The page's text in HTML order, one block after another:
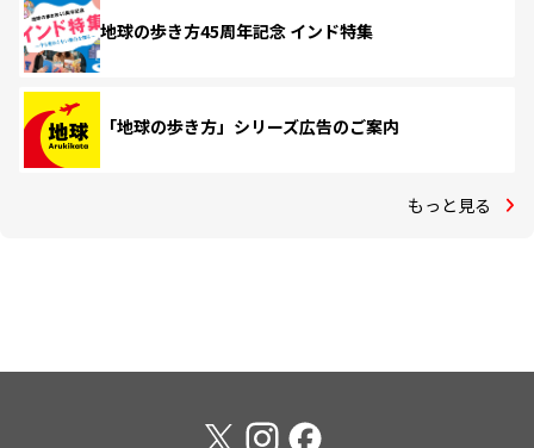
地球の歩き方45周年記念 インド特集
「地球の歩き方」シリーズ広告のご案内
もっと見る